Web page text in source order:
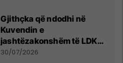
Gjithçka që ndodhi në
Kuvendin e
jashtëzakonshëm të LDK-
së
30/07/2026